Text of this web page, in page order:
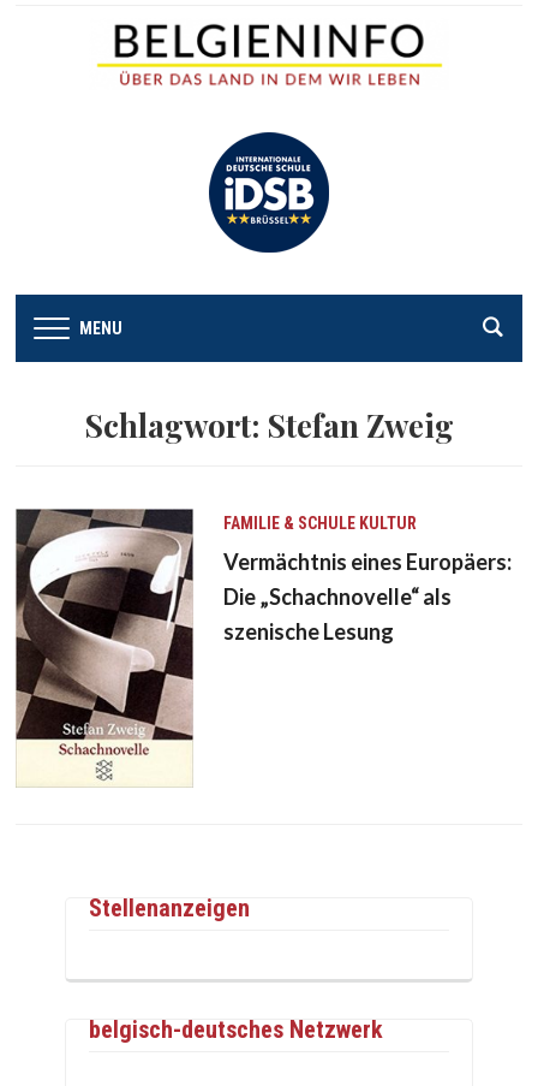
MENU
Schlagwort: Stefan Zweig
FAMILIE & SCHULE KULTUR
Vermächtnis eines Europäers:
Die „Schachnovelle“ als
szenische Lesung
Stellenanzeigen
belgisch-deutsches Netzwerk